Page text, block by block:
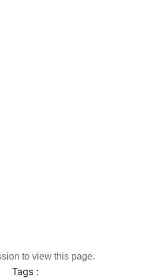
to view this page.
Tags :